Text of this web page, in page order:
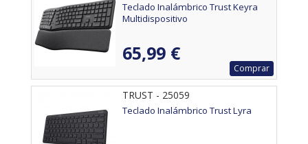
Teclado Inalámbrico Trust Keyra
Multidispositivo
65,99 €
Comprar
TRUST - 25059
Teclado Inalámbrico Trust Lyra